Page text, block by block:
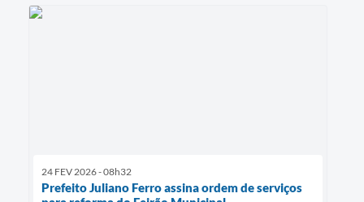
24 FEV 2026 - 08h32
Prefeito Juliano Ferro assina ordem de serviços